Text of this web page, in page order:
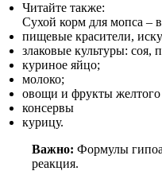
Читайте также:
Сухой корм для мопса –
пищевые красители,
злаковые культуры: соя,
куриное яйцо;
молоко;
овощи и фрукты желтого
консервы
курицу.
Важно: Формулы
реакция.